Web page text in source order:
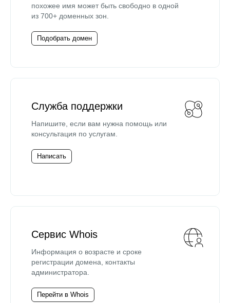
похожее имя может быть свободно в одной
из 700+ доменных зон.
Подобрать домен
Служба поддержки
Напишите, если вам нужна помощь или
консультация по услугам.
Написать
Сервис Whois
Информация о возрасте и сроке
регистрации домена, контакты
администратора.
Перейти в Whois